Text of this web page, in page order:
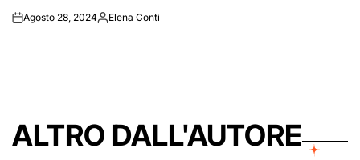
onAgosto 28, 2024Posted
Elena Conti
ALTRO DALL'AUTORE